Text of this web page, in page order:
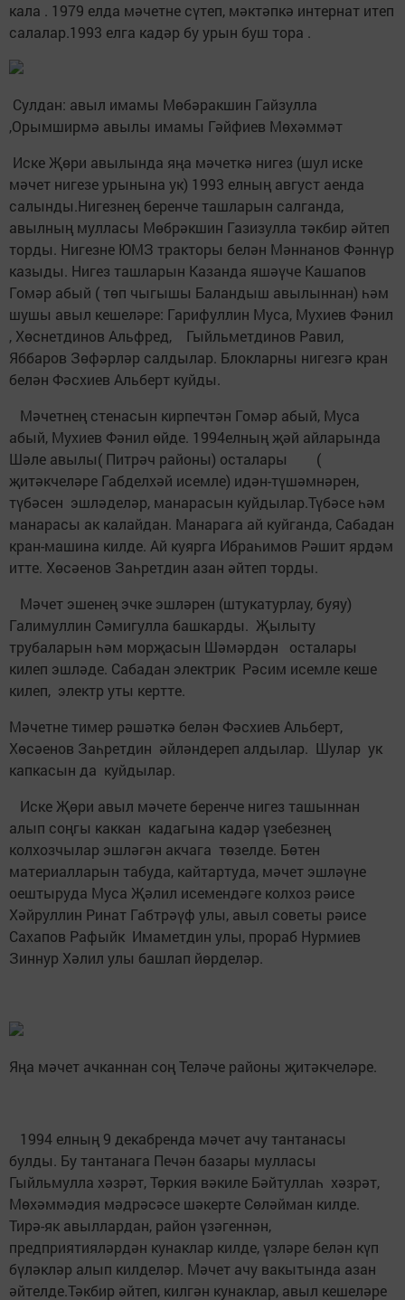
кала . 1979 елда мәчетне сүтеп, мәктәпкә интернат итеп
салалар.1993 елга кадәр бу урын буш тора .
Сулдан: авыл имамы Мөбәракшин Гайзулла
,Орымширмә авылы имамы Гәйфиев Мөхәммәт
Иске Җөри авылында яңа мәчеткә нигез (шул иске
мәчет нигезе урынына ук) 1993 елның август аенда
салынды.Нигезнең беренче ташларын салганда,
авылның мулласы Мөбрәкшин Газизулла тәкбир әйтеп
торды. Нигезне ЮМЗ тракторы белән Мәннанов Фәннүр
казыды. Нигез ташларын Казанда яшәүче Кашапов
Гомәр абый ( төп чыгышы Баландыш авылыннан) һәм
шушы авыл кешеләре: Гарифуллин Муса, Мухиев Фәнил
, Хөснетдинов Альфред, Гыйльметдинов Равил,
Яббаров Зөфәрләр салдылар. Блокларны нигезгә кран
белән Фәсхиев Альберт куйды.
Мәчетнең стенасын кирпечтән Гомәр абый, Муса
абый, Мухиев Фәнил өйде. 1994елның җәй айларында
Шәле авылы( Питрәч районы) осталары (
җитәкчеләре Габделхәй исемле) идән-түшәмнәрен,
түбәсен эшләделәр, манарасын куйдылар.Түбәсе һәм
манарасы ак калайдан. Манарага ай куйганда, Сабадан
кран-машина килде. Ай куярга Ибраһимов Рәшит ярдәм
итте. Хөсәенов Заһретдин азан әйтеп торды.
Мәчет эшенең эчке эшләрен (штукатурлау, буяу)
Галимуллин Сәмигулла башкарды. Җылыту
трубаларын һәм морҗасын Шәмәрдән осталары
килеп эшләде. Сабадан электрик Рәсим исемле кеше
килеп, электр уты кертте.
Мәчетне тимер рәшәткә белән Фәсхиев Альберт,
Хөсәенов Заһретдин әйләндереп алдылар. Шулар ук
капкасын да куйдылар.
Иске Җөри авыл мәчете беренче нигез ташыннан
алып соңгы каккан кадагына кадәр үзебезнең
колхозчылар эшләгән акчага төзелде. Бөтен
материалларын табуда, кайтартуда, мәчет эшләүне
оештыруда Муса Җәлил исемендәге колхоз рәисе
Хәйруллин Ринат Габтрәүф улы, авыл советы рәисе
Сахапов Рафыйк Имаметдин улы, прораб Нурмиев
Зиннур Хәлил улы башлап йөрделәр.
Яңа мәчет ачканнан соң Теләче районы җитәкчеләре.
1994 елның 9 декабренда мәчет ачу тантанасы
булды. Бу тантанага Печән базары мулласы
Гыйльмулла хәзрәт, Төркия вәкиле Бәйтуллаһ хәзрәт,
Мөхәммәдия мәдрәсәсе шәкерте Сөләйман килде.
Тирә-як авыллардан, район үзәгеннән,
предприятияләрдән кунаклар килде, үзләре белән күп
бүләкләр алып килделәр. Мәчет ачу вакытында азан
әйтелде.Тәкбир әйтеп, килгән кунаклар, авыл кешеләре